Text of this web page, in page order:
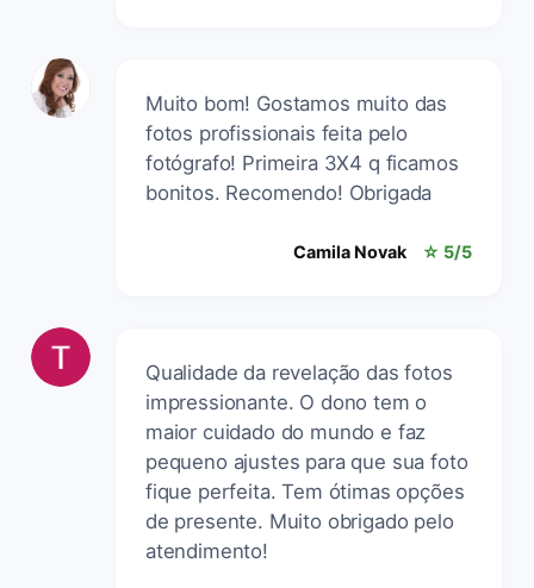
Muito bom! Gostamos muito das
fotos profissionais feita pelo
fotógrafo! Primeira 3X4 q ficamos
bonitos. Recomendo! Obrigada
Camila Novak ☆ 5/5
Qualidade da revelação das fotos
impressionante. O dono tem o
maior cuidado do mundo e faz
pequeno ajustes para que sua foto
fique perfeita. Tem ótimas opções
de presente. Muito obrigado pelo
atendimento!